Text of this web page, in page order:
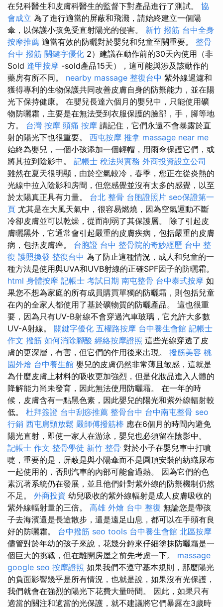
在兒科醫生和皮膚科醫生的監督下對產品進行了測試。 協
會成立 為了進行適當的屏蔽和飛濺，請始終建立一個陽
傘，以保護小孩免受直射陽光的侵害。 新竹 撥筋 台中全身
按摩推薦 適當有效的防曬對於嬰兒和兒童至關重要。 整骨
台中 撥筋 關鍵字優化 2）建議在動作前的30天內使用（非
Sold 逢甲按摩 -sold產品15天），這可能與涉及該動作的
藥房有所不同。 nearby massage 整復台中 紫外線過濾和
獲得專利的生物保護共同改善皮膚自身的防禦能力，並在陽
光下保持健康。 在嬰兒長達六個月的嬰兒中，只能使用礦
物防曬霜，主要是在無法受到衣服保護的臉部，手，腳等地
方。 台灣 按摩 頭痛 按摩 請記住，它們永遠不會暴露於直
射的陽光下也很重要。 西屯按摩 推拿 massage near me
始終為嬰兒，一個小孩添加一個輕帽，用雨傘保護它們，或
將其拉到陰影中。 記帳士 稅法與實務 外商投資設立公司
雖然在夏天很明顯，由於空氣較冷，春季，您正在從炎熱的
光線中拉入陰影和房間，但您感覺並沒有太多的感覺，以至
於太陽真正具有力量。 台北 整骨 台胞證照片 seo保證第一
頁 尤其是在大風天氣中，很容易燃燒，因為空氣運動不斷
冷卻皮膚並可以乾燥，從而削弱了其保護層。 除了引起皮
膚曬黑外，它通常會引起嚴重的皮膚疾病，包括嚴重的皮膚
病，包括皮膚癌。 台胞證 台中 整骨院的奇妙經歷 台中 整
復 護照換發 整復台中 為了防止這種情況，成人和兒童的一
種方法是使用與UVA和UVB射線的正確SPF因子的防曬霜。
html 身體按摩 記帳士 考試日期 南屯整骨 台中泰式按摩 如
果您不想為家庭的所有成員購買單獨的防曬霜，則包括兒童
在內的全家人都使用了基於礦物質的防曬產品。 這也很重
要，因為只有UV-B射線不會穿過汽車玻璃，它允許大多數
UV-A射線。 關鍵字優化 五權路按摩 台中養生會館 記帳士
作文 撥筋 如何消除腳酸 經絡按摩證照 這些光線穿透了皮
膚的更深層，有害，但它們的作用後來出現。 撥筋美容 桃
園外燴 台中養生館 嬰兒的皮膚仍然非常薄且敏感，這就是
為什麼皮膚上材料的吸收更加強烈，但是化妝品進入人體的
降解能力尚未發育，因此無法使用防曬霜。 在一年的時
候，皮膚含有一點黑色素，因此嬰兒的陽光和紫外線輻射較
低。 杜拜簽證 台中刮痧推薦 整骨台中 台中南屯整骨 seo
行銷 西屯肩頸放鬆 嚴師傅撥筋棒 應在6個月的時間內避免
陽光直射，即使一家人在游泳，嬰兒也必須留在陰影中。
記帳士 作文 整骨學徒 新竹 整骨 對於小子在嬰兒車中打噴
嚏，重要的是，屏蔽是與小陽傘而不是圓頂安裝的紡織尿布
一起使用的，否則汽車的內部可能會過熱。 因為它們的色
素沉著系統仍在發展，並且他們針對紫外線的防禦機制仍然
不足。 外商投資 幼兒吸收的紫外線輻射是成人皮膚吸收的
紫外線輻射量的三倍。 高雄 外燴 台中 整復 無論您是帶孩
子去海濱還是長途散步，還是遠足山息，都可以在手頭有良
好的防曬霜。 台中撥筋 seo tools 台中養生會館 北區按摩
儘管對於年幼的孩子來說，花幾分鐘來仔細塗抹防曬霜是一
個巨大的挑戰，但在離開房屋之前先考慮一下。 massage
google seo 按摩證照 如果我們不遵守基本規則，那麼陽光
的負面影響幾乎是所有情況，也就是說，如果沒有光保護，
我們就會在強烈的陽光下花費大量時間。 因此，如果只有
適當的關注和適當的光保護，就不建議將它們暴露在3歲時